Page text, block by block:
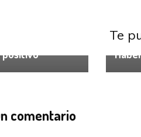
Te
positivo
comentario
Sur en el Las campeonas